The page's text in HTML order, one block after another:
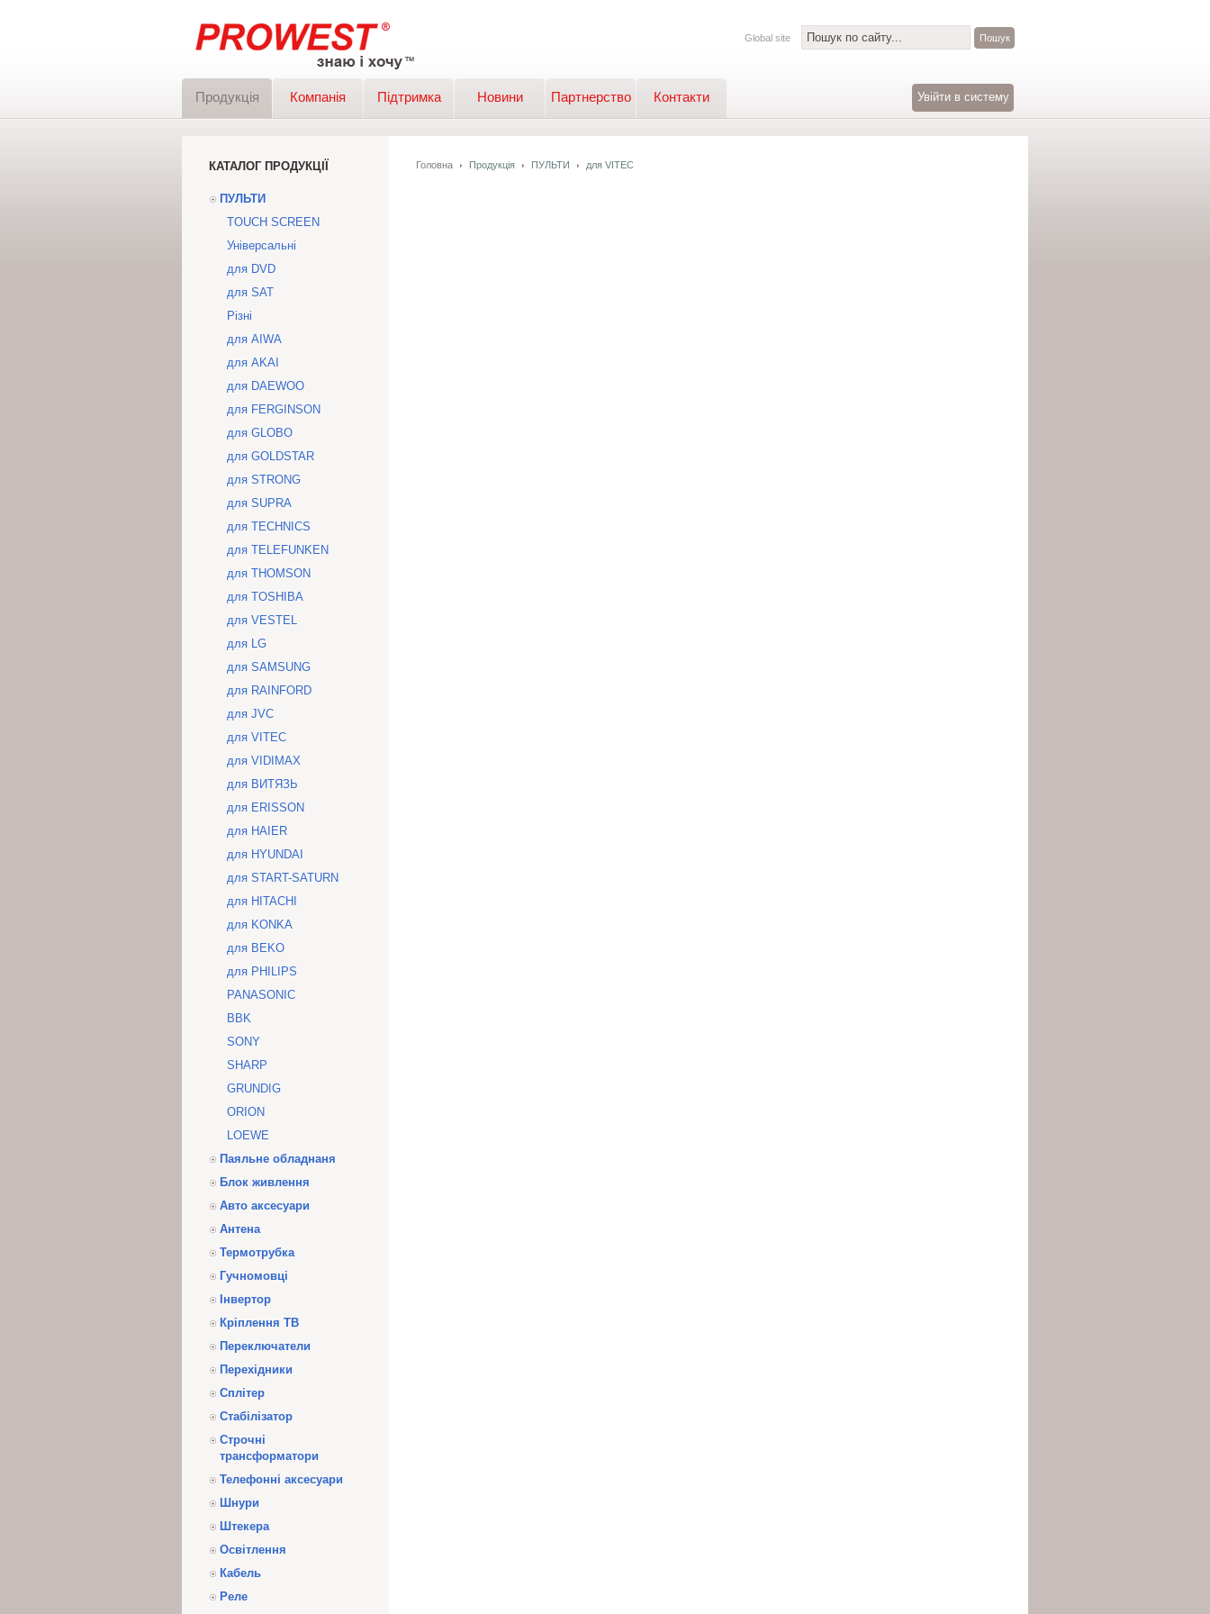
Global site
Продукція Компанія Підтримка Новини Партнерство Контакти Увійти в систему
КАТАЛОГ ПРОДУКЦІЇ
ПУЛЬТИ
TOUCH SCREEN
Універсальні
для DVD
для SAT
Різні
для AIWA
для AKAI
для DAEWOO
для FERGINSON
для GLOBO
для GOLDSTAR
для STRONG
для SUPRA
для TECHNICS
для TELEFUNKEN
для THOMSON
для TOSHIBA
для VESTEL
для LG
для SAMSUNG
для RAINFORD
для JVC
для VITEC
для VIDIMAX
для ВИТЯЗЬ
для ERISSON
для HAIER
для HYUNDAI
для START-SATURN
для HITACHI
для KONKA
для BEKO
для PHILIPS
PANASONIC
BBK
SONY
SHARP
GRUNDIG
ORION
LOEWE
Паяльне обладнаня
Блок живлення
Авто аксесуари
Антена
Термотрубка
Гучномовці
Інвертор
Кріплення ТВ
Переключатели
Перехідники
Сплітер
Стабілізатор
Строчні
трансформатори
Телефонні аксесуари
Шнури
Штекера
Освітлення
Кабель
Реле
Головна Продукція ПУЛЬТИ для VITEC